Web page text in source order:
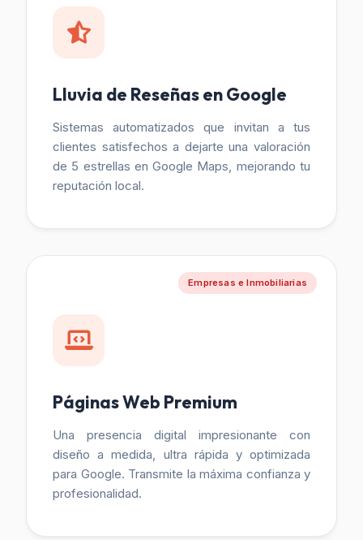
Lluvia de Reseñas en Google
Sistemas automatizados que invitan a tus
clientes satisfechos a dejarte una valoración
de 5 estrellas en Google Maps, mejorando tu
reputación local.
Empresas e Inmobiliarias
Páginas Web Premium
Una presencia digital impresionante con
diseño a medida, ultra rápida y optimizada
para Google. Transmite la máxima confianza y
profesionalidad.